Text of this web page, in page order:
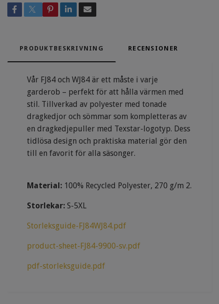
PRODUKTBESKRIVNING RECENSIONER
Vår FJ84 och WJ84 är ett måste i varje
garderob – perfekt för att hålla värmen med
stil. Tillverkad av polyester med tonade
dragkedjor och sömmar som kompletteras av
en dragkedjepuller med Texstar-logotyp. Dess
tidlösa design och praktiska material gör den
till en favorit för alla säsonger.
Material: 100% Recycled Polyester, 270 g/m 2.
Storlekar: S-5XL
Storleksguide-FJ84WJ84.pdf
product-sheet-FJ84-9900-sv.pdf
pdf-storleksguide.pdf